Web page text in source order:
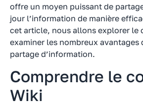
offre un moyen puissant de
jour l’information de manière
cet article, nous allons explorer le
examiner les nombreux avantages
partage d’information.
Comprendre le
Wiki